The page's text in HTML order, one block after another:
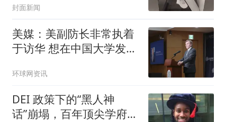
封面新闻
美媒：美副防长非常执着
于访华 想在中国大学发表
环球网资讯
DEI 政策下的“黑人神
话”崩塌，百年顶尖学府颜